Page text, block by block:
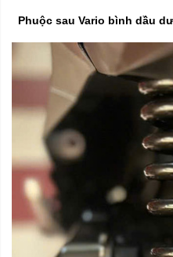
Phuộc sau Vario bình dầu